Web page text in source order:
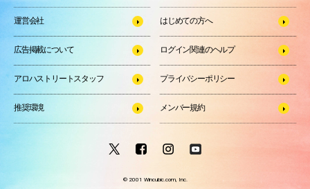
運営会社 はじめての方へ
広告掲載について ログイン関連のヘルプ
アロハストリートスタッフ プライバシーポリシー
推奨環境 メンバー規約
© 2001 Wincubic.com, Inc.